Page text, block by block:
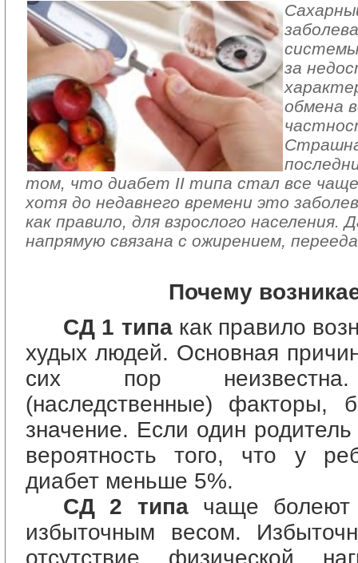
за
обмена
том, что диабет II типа стал все
хотя до недавнего времени это
как правило, для взрослого населения.
напрямую связана с ожирением,
Почему
СД 1 типакак правило
худых людей. Основная
сих пор неизвестна.
(наследственные) факторы,
значение. Если один
вероятность того, что у
диабет меньше 5%.
СД 2 типачаще болеют
избыточным весом.
отсутствие физической